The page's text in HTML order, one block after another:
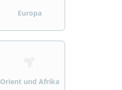
Europa
Orient und Afrika